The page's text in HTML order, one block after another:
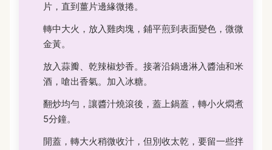
片，直到薑片邊緣微捲。
轉中大火，放入雞肉塊，鋪平煎到表面變色，微微
金黃。
放入蒜瓣、乾辣椒炒香。接著沿鍋邊淋入醬油和米
酒，嗆出香氣。加入冰糖。
翻炒均勻，讓醬汁燒滾後，蓋上鍋蓋，轉小火燜煮
5分鐘。
開蓋，轉大火稍微收汁，但別收太乾，要留一些拌